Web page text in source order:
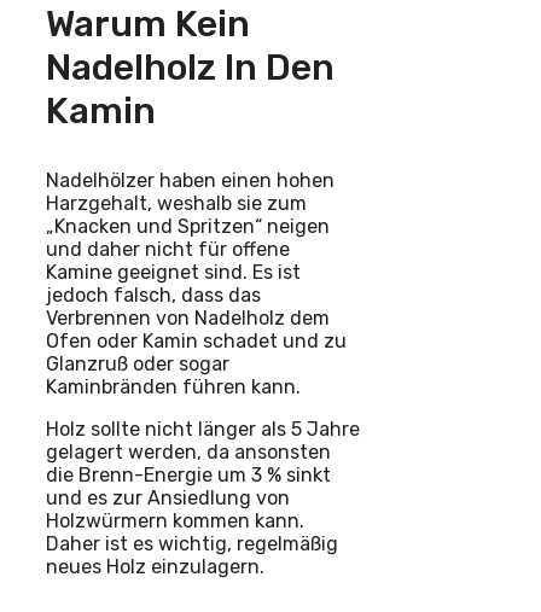
Warum Kein
Nadelholz In Den
Kamin
Nadelhölzer haben einen hohen
Harzgehalt, weshalb sie zum
„Knacken und Spritzen“ neigen
und daher nicht für offene
Kamine geeignet sind. Es ist
jedoch falsch, dass das
Verbrennen von Nadelholz dem
Ofen oder Kamin schadet und zu
Glanzruß oder sogar
Kaminbränden führen kann.
Holz sollte nicht länger als 5 Jahre
gelagert werden, da ansonsten
die Brenn-Energie um 3 % sinkt
und es zur Ansiedlung von
Holzwürmern kommen kann.
Daher ist es wichtig, regelmäßig
neues Holz einzulagern.